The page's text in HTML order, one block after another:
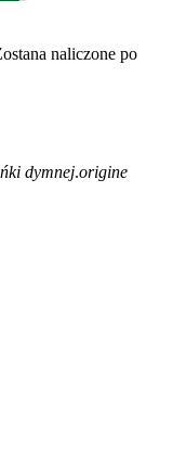
naliczone po
dymnej.origine